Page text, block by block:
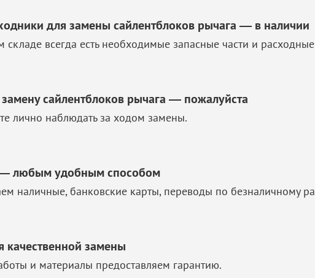
для замены сайлентблоков рычага — в наличии
складе всегда есть необходимые запасные части и
замену сайлентблоков рычага — пожалуйста
лично наблюдать за ходом замены.
любым удобным способом
наличные, банковские карты, переводы по безналичному
качественной замены
и материалы предоставляем гарантию.